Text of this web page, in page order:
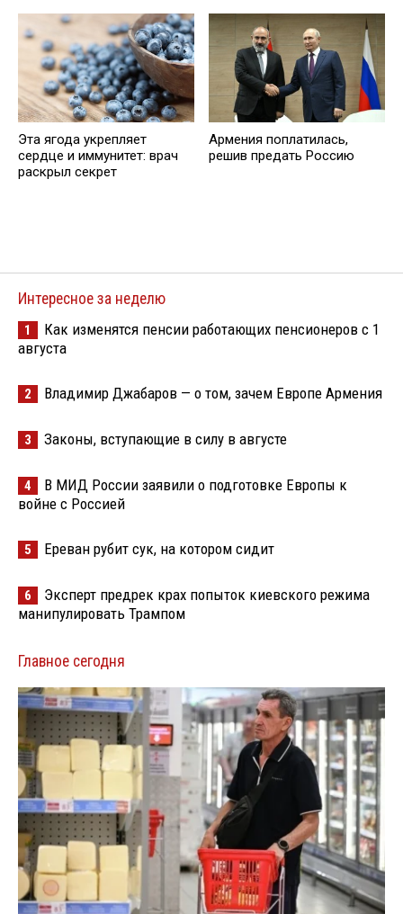
Эта ягода укрепляет
сердце и иммунитет: врач
раскрыл секрет
Армения поплатилась,
решив предать Россию
Интересное за неделю
1
Как изменятся пенсии работающих пенсионеров с 1
августа
2 Владимир Джабаров — о том, зачем Европе Армения
3 Законы, вступающие в силу в августе
4
В МИД России заявили о подготовке Европы к
войне с Россией
5 Ереван рубит сук, на котором сидит
6
Эксперт предрек крах попыток киевского режима
манипулировать Трампом
Главное сегодня